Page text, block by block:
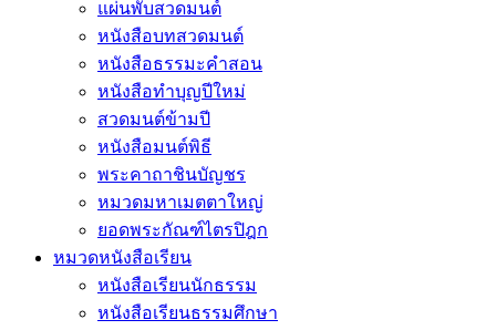
แผ่นพับสวดมนต์
หนังสือบทสวดมนต์
หนังสือธรรมะคำสอน
หนังสือทำบุญปีใหม่
สวดมนต์ข้ามปี
หนังสือมนต์พิธี
พระคาถาชินบัญชร
หมวดมหาเมตตาใหญ่
ยอดพระกัณฑ์ไตรปิฎก
หมวดหนังสือเรียน
หนังสือเรียนนักธรรม
หนังสือเรียนธรรมศึกษา